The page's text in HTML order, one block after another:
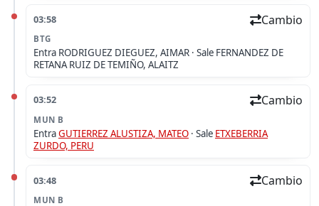
03:58 Cambio
BTG
Entra RODRIGUEZ DIEGUEZ, AIMAR · SaleFERNANDEZ DE
RETANA RUIZ DE TEMIÑO, ALAITZ
03:52 Cambio
MUN B
EntraGUTIERREZ ALUSTIZA, MATEO· Sale ETXEBERRIA
ZURDO, PERU
03:48 Cambio
MUN B